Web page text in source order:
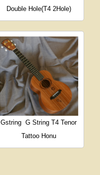
Double Hole(T4 2Hole)
Gstring G String T4 Tenor
Tattoo Honu